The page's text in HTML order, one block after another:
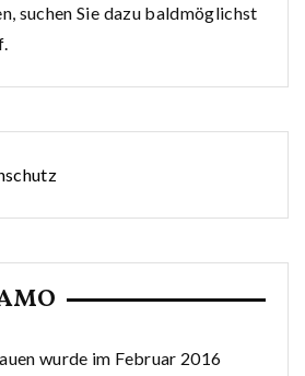
suchen Sie dazu baldmöglichst
wurde im Februar 2016